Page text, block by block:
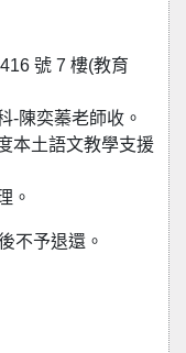
號 7 樓(教育
-陳奕蓁老師收。
本土語文教學支援
。
不予退還。